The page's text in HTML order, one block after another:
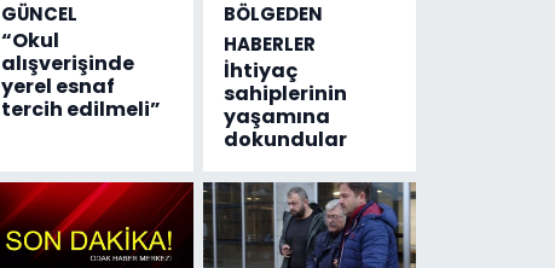
GÜNCEL
“Okul
alışverişinde
yerel esnaf
tercih edilmeli”
BÖLGEDEN
HABERLER
İhtiyaç
sahiplerinin
yaşamına
dokundular